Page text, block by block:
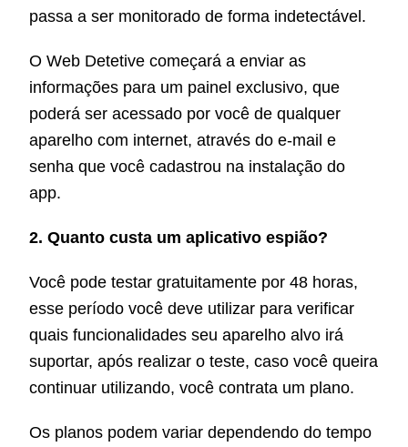
passa a ser monitorado de forma indetectável.
O Web Detetive começará a enviar as
informações para um painel exclusivo, que
poderá ser acessado por você de qualquer
aparelho com internet, através do e-mail e
senha que você cadastrou na instalação do
app.
2. Quanto custa um aplicativo espião?
Você pode testar gratuitamente por 48 horas,
esse período você deve utilizar para verificar
quais funcionalidades seu aparelho alvo irá
suportar, após realizar o teste, caso você queira
continuar utilizando, você contrata um plano.
Os planos podem variar dependendo do tempo